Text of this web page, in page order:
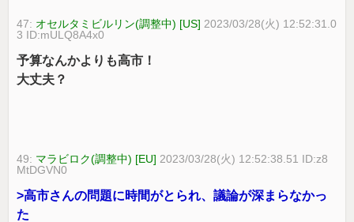
47: オセルタミビルリン(調整中) [US] 2023/03/28(火) 12:52:31.0
3 ID:mULQ8A4x0
予算なんかよりも高市！
大丈夫？
49: マラビロク(調整中) [EU] 2023/03/28(火) 12:52:38.51 ID:z8
MtDGVN0
>高市さんの問題に時間がとられ、議論が深まらなかっ
た